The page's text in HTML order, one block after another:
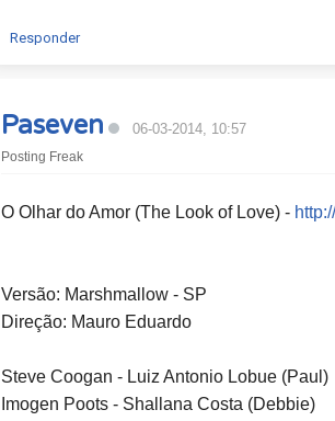
Responder
Paseven 06-03-2014, 10:57
Posting Freak
O Olhar do Amor (The Look of Love) -
Versão: Marshmallow - SP
Direção: Mauro Eduardo
Steve Coogan - Luiz Antonio Lobue (Paul)
Imogen Poots - Shallana Costa (Debbie)